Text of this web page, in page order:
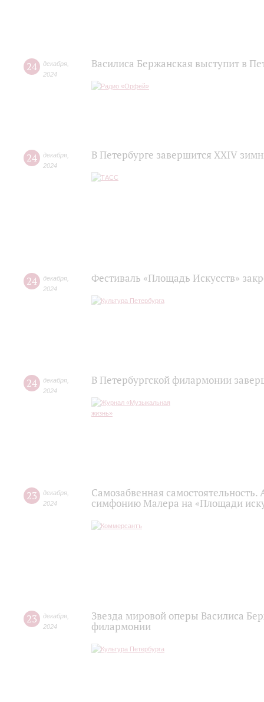
24 декабря
2024
Василиса Бержанская выступит в
24 декабря
2024
В Петербурге завершится XXIV
24 декабря
2024
Фестиваль «Площадь Искусств»
24 декабря
2024
В Петербургской филармонии
23 декабря
2024
Самозабвенная
симфонию Малера на «Площади
23 декабря
2024
Звезда мировой оперы Василиса
филармонии